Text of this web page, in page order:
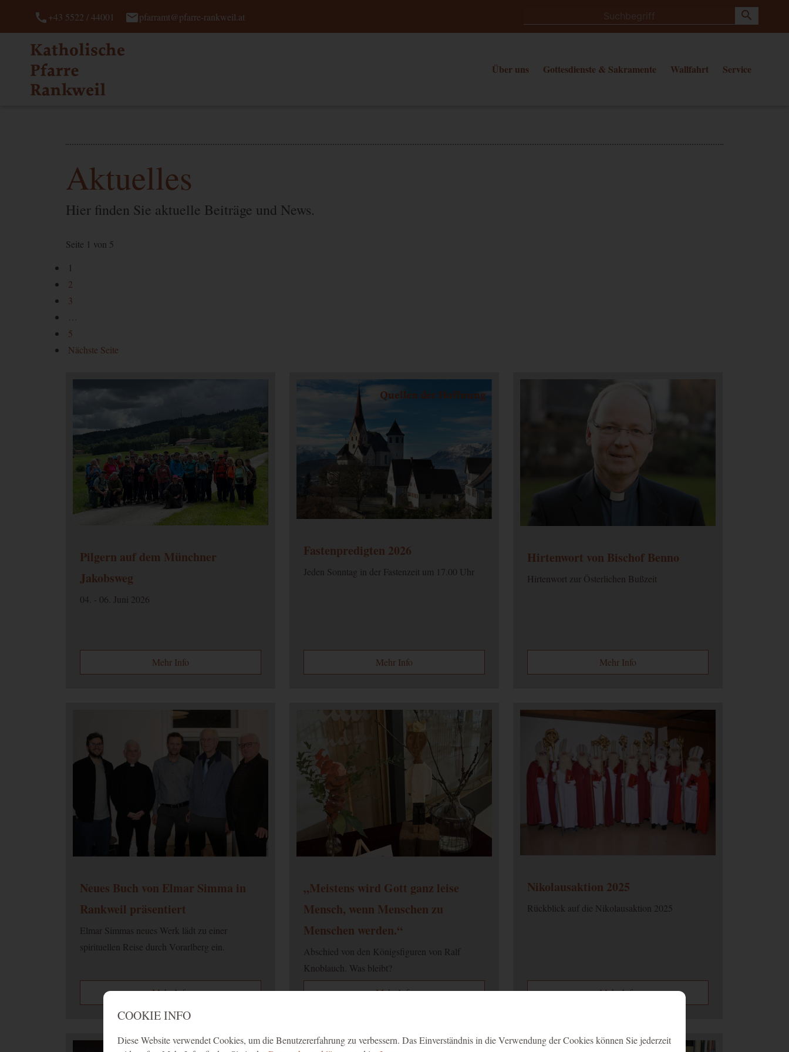
call+43 5522 / 44001 mailpfarramt@pfarre-rankweil.at search
Über uns Gottesdienste & Sakramente Wallfahrt Service
Aktuelles
Hier finden Sie aktuelle Beiträge und News.
Seite 1 von 5
1
2
3
5
Nächste Seite
Pilgern auf dem Münchner
Jakobsweg
04. - 06. Juni 2026
Mehr Info
Fastenpredigten 2026
Jeden Sonntag in der Fastenzeit um 17.00 Uhr
Mehr Info
Hirtenwort von Bischof Benno
Hirtenwort zur Österlichen Bußzeit
Mehr Info
Neues Buch von Elmar Simma in
Rankweil präsentiert
Elmar Simmas neues Werk lädt zu einer
spirituellen Reise durch Vorarlberg ein.
Mehr Info
„Meistens wird Gott ganz leise
Mensch, wenn Menschen zu
Menschen werden.“
Abschied von den Königsfiguren von Ralf
Knoblauch. Was bleibt?
Mehr Info
Nikolausaktion 2025
Rückblick auf die Nikolausaktion 2025
Mehr Info
COOKIE INFO
Diese Website verwendet Cookies, um die Benutzererfahrung zu verbessern. Das Einverständnis in die Verwendung der Cookies können Sie jederzeit